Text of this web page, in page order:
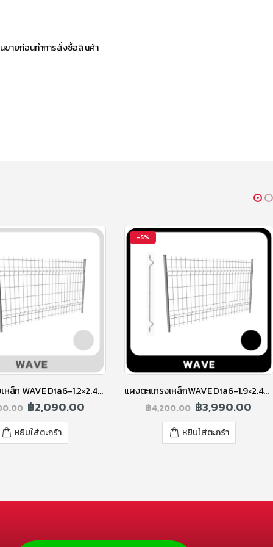
ขายก่อนทำการสั่งซื้อสินค้า
แผงตะแกรงเหล็ก WAVE Dia6-1.2×2.40m.GV กัลวาไนซ์
฿2,090.00
หยิบใส่ตะกร้า
-5%
แผงตะแกรงเหล็กWAVE Dia6-1.9×2.40m.BA ดำ
฿4,200.00 ฿3,990.00
หยิบใส่ตะกร้า